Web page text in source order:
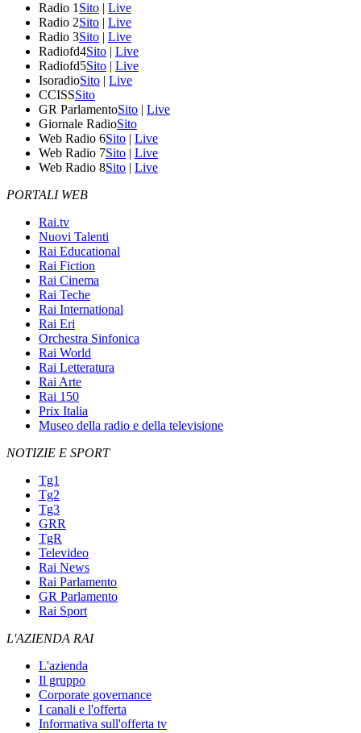
Radio 1 Sito | Live
Radio 2Sito | Live
Radio 3Sito | Live
Radiofd4Sito | Live
Radiofd5Sito | Live
IsoradioSito | Live
CCISSSito
GR ParlamentoSito | Live
Giornale RadioSito
Web Radio 6Sito | Live
Web Radio 7Sito | Live
Web Radio 8Sito | Live
PORTALI WEB
Rai.tv
Nuovi Talenti
Rai Educational
Rai Fiction
Rai Cinema
Rai Teche
Rai International
Rai Eri
Orchestra Sinfonica
Rai World
Rai Letteratura
Rai Arte
Rai 150
Prix Italia
Museo della radio e della televisione
NOTIZIE E SPORT
Tg1
Tg2
Tg3
GRR
TgR
Televideo
Rai News
Rai Parlamento
GR Parlamento
Rai Sport
L'AZIENDA RAI
L'azienda
Il gruppo
Corporate governance
I canali e l'offerta
Informativa sull'offerta tv